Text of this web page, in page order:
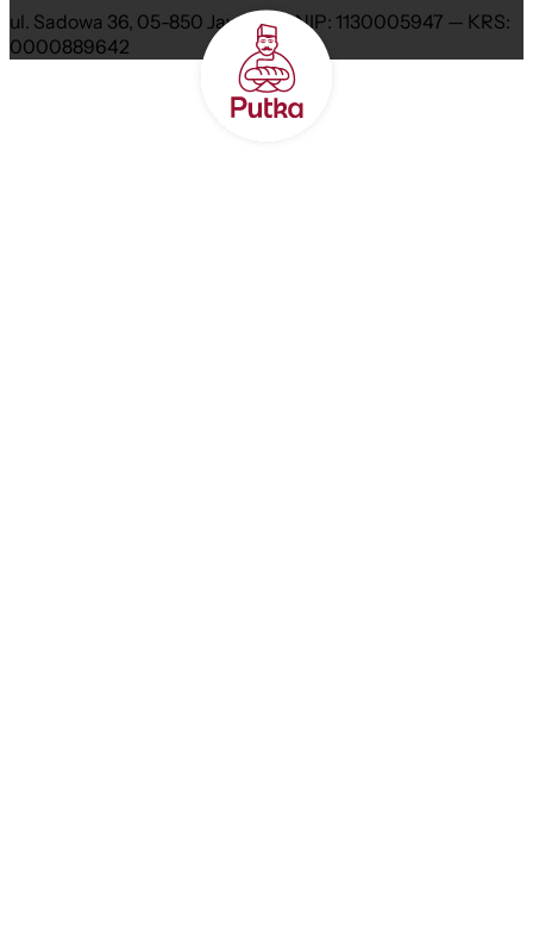
ul. Sadowa 36, 05-850 Jawczyce NIP: 1130005947 — KRS:
0000889642